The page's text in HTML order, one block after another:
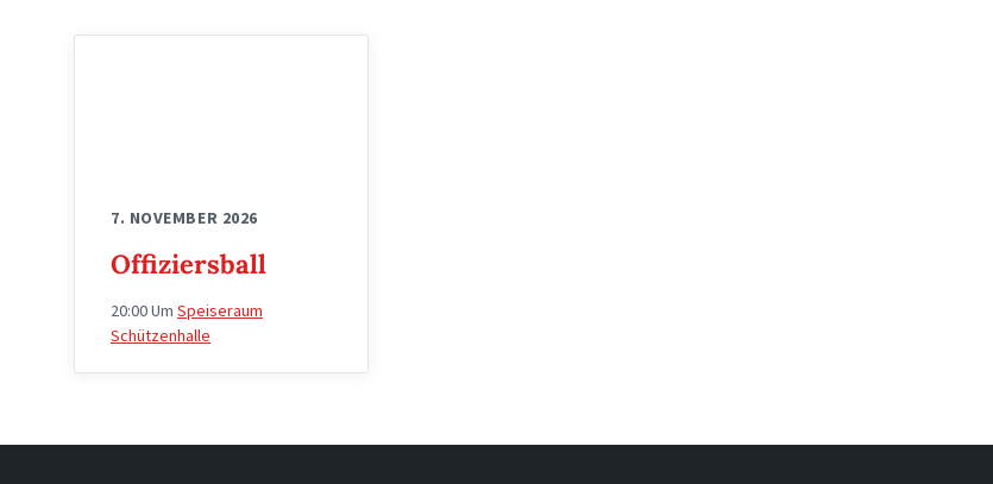
7. NOVEMBER 2026
Offiziersball
20:00Um Speiseraum
Schützenhalle